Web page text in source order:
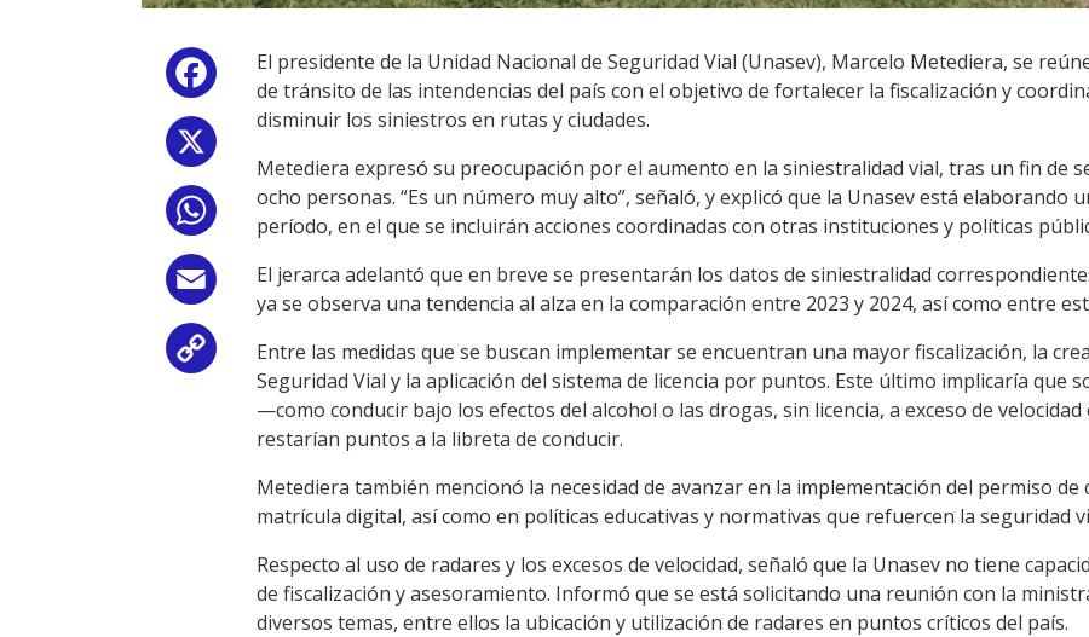
Facebook
WhatsApp
Email
Copy
El presidente de la Unidad Nacional de Seguridad Vial (Unasev), Marcelo Metediera, se
de tránsito de las intendencias del país con el objetivo de fortalecer la fiscalización y
disminuir los siniestros en rutas y ciudades.
Metediera expresó su preocupación por el aumento en la siniestralidad vial, tras un fin de
ocho personas. “Es un número muy alto”, señaló, y explicó que la Unasev está elaborando
período, en el que se incluirán acciones coordinadas con otras instituciones y políticas
El jerarca adelantó que en breve se presentarán los datos de siniestralidad
ya se observa una tendencia al alza en la comparación entre 2023 y 2024, así como entre
Entre las medidas que se buscan implementar se encuentran una mayor fiscalización, la
Seguridad Vial y la aplicación del sistema de licencia por puntos. Este último implicaría que
—como conducir bajo los efectos del alcohol o las drogas, sin licencia, a exceso de
restarían puntos a la libreta de conducir.
Metediera también mencionó la necesidad de avanzar en la implementación del permiso de
matrícula digital, así como en políticas educativas y normativas que refuercen la seguridad
Respecto al uso de radares y los excesos de velocidad, señaló que la Unasev no tiene
de fiscalización y asesoramiento. Informó que se está solicitando una reunión con la
diversos temas, entre ellos la ubicación y utilización de radares en puntos críticos del país.